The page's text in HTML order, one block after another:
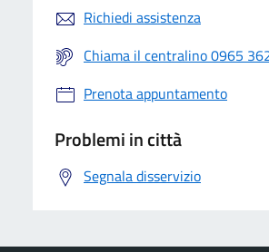
Richiedi assistenza
Chiama il centralino 0965
Prenota appuntamento
Problemi in città
Segnala disservizio